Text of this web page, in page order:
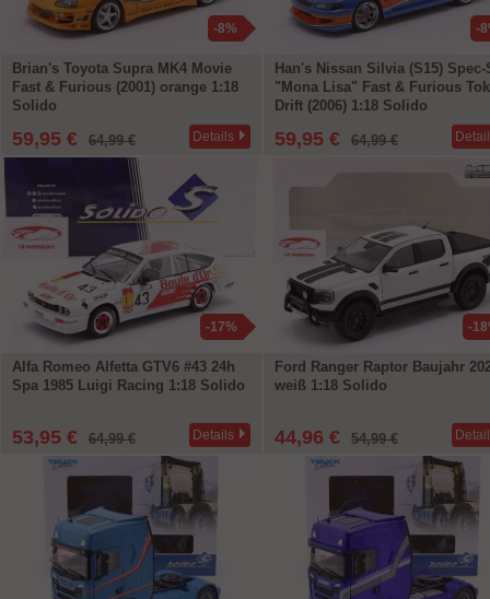
-8%
Brian's Toyota Supra MK4 Movie
Fast & Furious (2001) orange 1:18
Solido
59,95 € 64,99 € Details
-
Han's Nissan Silvia (S15) Spec-
"Mona Lisa" Fast & Furious
Drift (2006) 1:18 Solido
59,95 € 64,99 €
-17%
Alfa Romeo Alfetta GTV6 #43 24h
Spa 1985 Luigi Racing 1:18 Solido
53,95 € 64,99 € Details
-
Ford Ranger Raptor Baujahr
weiß 1:18 Solido
44,96 € 54,99 €